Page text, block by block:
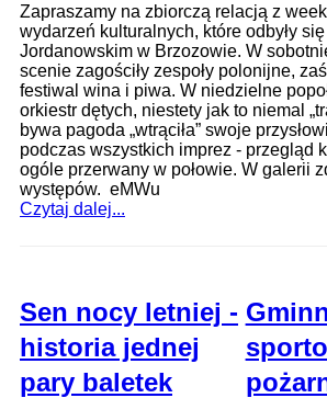
Zapraszamy na zbiorczą relacją z
wydarzeń kulturalnych, które odbyły
Jordanowskim w Brzozowie. W
scenie zagościły zespoły polonijne,
festiwal wina i piwa. W niedzielne
orkiestr dętych, niestety jak to niemal
bywa pagoda „wtrąciła” swoje
podczas wszystkich imprez - przegląd
ogóle przerwany w połowie. W galerii
występów. eMWu
Czytaj dalej...
Sen nocy letniej -
historia jednej
pary baletek